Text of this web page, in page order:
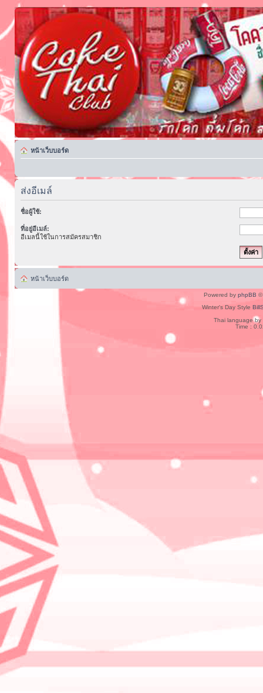
หน้าเว็บบอร์ด
ส่งอีเมล์
ชื่อผู้ใช้:
ที่อยู่อีเมล์:
อีเมลนี้ใช้ในการสมัครสมาชิก
หน้าเว็บบอร์ด
Powered by phpBB ©
Winter's Day Style
Thai language by
Time :